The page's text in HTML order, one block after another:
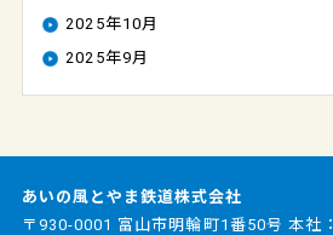
2025年10月
2025年9月
あいの風とやま鉄道株式会社
〒930-0001 富山市明輪町1番50号 本社：